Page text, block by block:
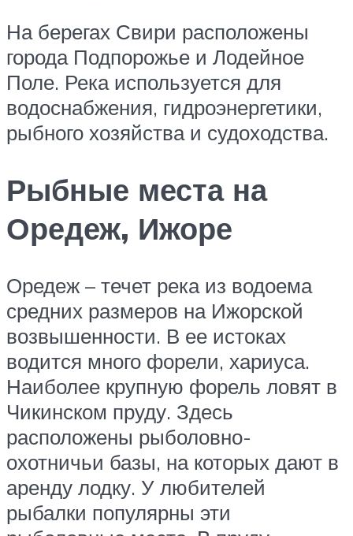
На берегах Свири расположены
города Подпорожье и Лодейное
Поле. Река используется для
водоснабжения, гидроэнергетики,
рыбного хозяйства и судоходства.
Рыбные места на
Оредеж, Ижоре
Оредеж – течет река из водоема
средних размеров на Ижорской
возвышенности. В ее истоках
водится много форели, хариуса.
Наиболее крупную форель ловят в
Чикинском пруду. Здесь
расположены рыболовно-
охотничьи базы, на которых дают в
аренду лодку. У любителей
рыбалки популярны эти